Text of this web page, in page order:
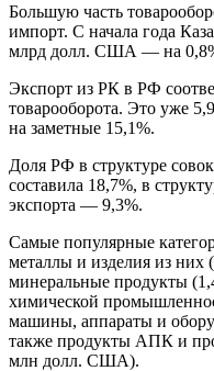
Большую часть
импорт. С начала года
млрд долл. США — на
Экспорт из РК в РФ
товарооборота. Это уже
на заметные 15,1%.
Доля РФ в структуре
составила 18,7%, в
экспорта — 9,3%.
Самые популярные
металлы и изделия из
минеральные продукты
химической
машины, аппараты и
также продукты АПК и
млн долл. США).